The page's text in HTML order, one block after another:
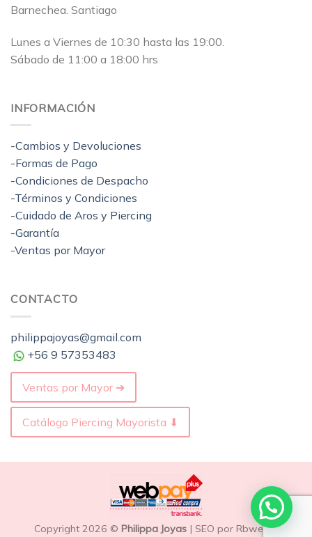
Barnechea. Santiago
Lunes a Viernes de 10:30 hasta las 19:00.
Sábado de 11:00 a 18:00 hrs
INFORMACIÓN
-Cambios y Devoluciones
-Formas de Pago
-Condiciones de Despacho
-Términos y Condiciones
-Cuidado de Aros y Piercing
-Garantía
-Ventas por Mayor
CONTACTO
philippajoyas@gmail.com
+56 9 57353483
Ventas por Mayor ➔
Catálogo Piercing Mayorista ⬇
Copyright 2026 © Philippa Joyas| SEO por Rbweb.cl